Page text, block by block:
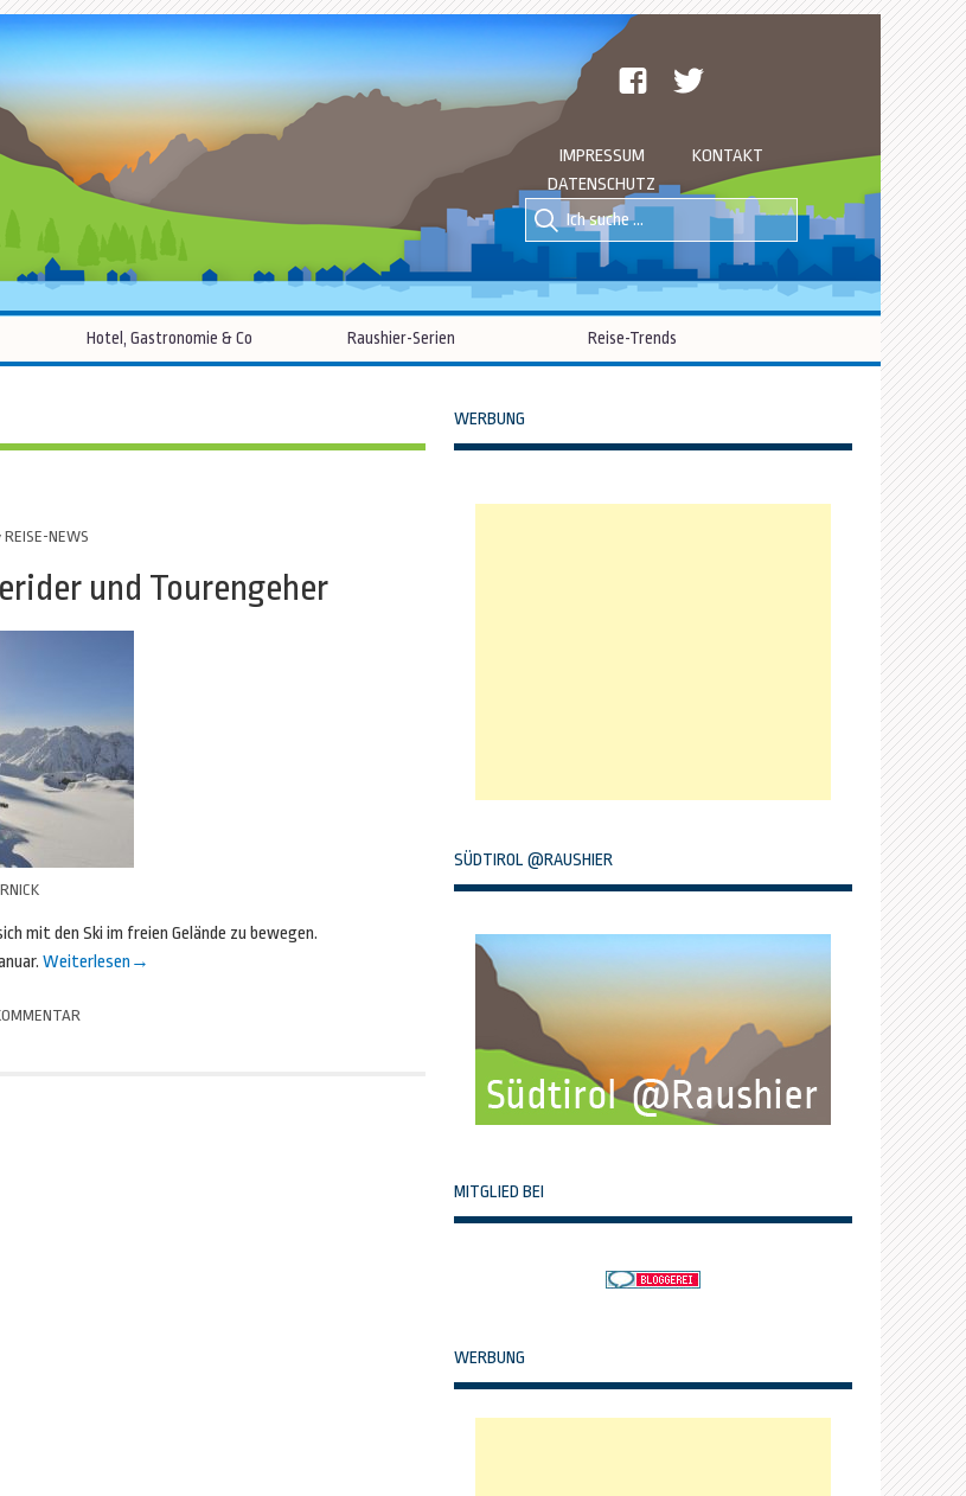
facebook
IMPRESSUM
KONTAKT
DATENSCHUTZ
Suche
nach::
Suche
nach:
Hotel, Gastronomie & Co Raushier-Serien Reise-Trends
REISE-NEWS
und Tourengeher
mit den Ski im freien Gelände zu bewegen.
Weiterlesen →
WERBUNG
SÜDTIROL @RAUSHIER
MITGLIED BEI
WERBUNG